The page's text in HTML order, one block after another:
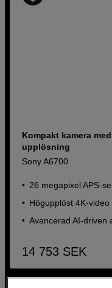
Kompakt kamera
upplösning
Sony A6700
26 megapixel APS-
Högupplöst 4K-video
Avancerad AI-driven
14 753 SEK